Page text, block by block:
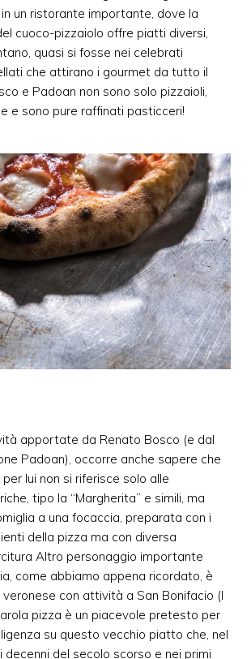
un ristorante importante, dove la
cuoco-pizzaiolo offre piatti diversi,
quasi si fosse nei celebrati
che attirano i gourmet da tutto il
e Padoan non sono solo pizzaioli,
e sono pure raffinati pasticceri!
apportate da Renato Bosco (e dal
Padoan), occorre anche sapere che
per lui non si riferisce solo alle
tipo la “Margherita” e simili, ma
a una focaccia, preparata con i
della pizza ma con diversa
Altro personaggio importante
come abbiamo appena ricordato, è
veronese con attività a San Bonifacio (I
pizza è un piacevole pretesto per
su questo vecchio piatto che, nel
decenni del secolo scorso e nei primi